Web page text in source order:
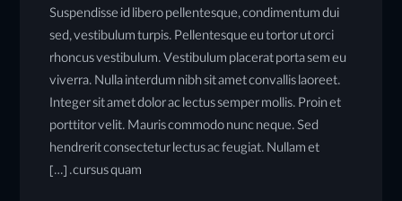
Suspendisse id libero pellentesque, condimentum dui
sed, vestibulum turpis. Pellentesque eu tortor ut orci
rhoncus vestibulum. Vestibulum placerat porta sem eu
viverra. Nulla interdum nibh sit amet convallis laoreet.
Integer sit amet dolor ac lectus semper mollis. Proin et
porttitor velit. Mauris commodo nunc neque. Sed
hendrerit consectetur lectus ac feugiat. Nullam et
cursus quam. […]